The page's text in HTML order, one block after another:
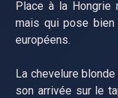
Place à la Hongrie
mais qui pose bien
européens.
La chevelure
son arrivée sur le